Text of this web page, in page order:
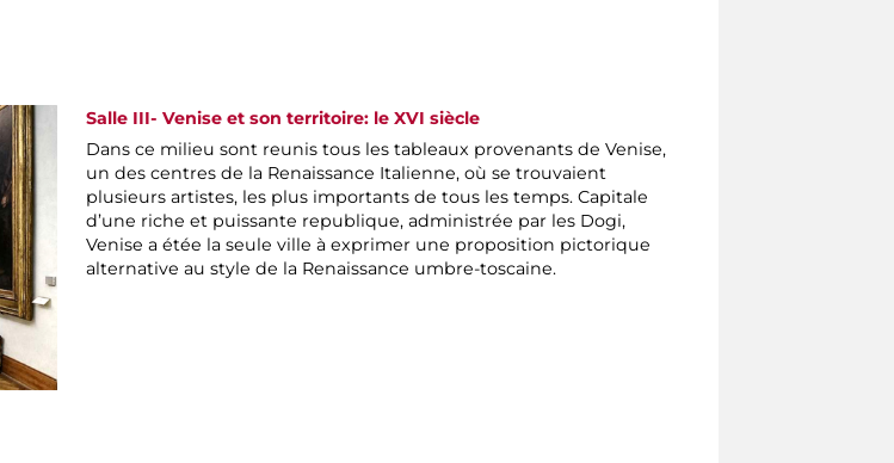
Salle III- Venise et son territoire: le XVI siècle
Dans ce milieu sont reunis tous les tableaux provenants de Venise,
un des centres de la Renaissance Italienne, où se trouvaient
plusieurs artistes, les plus importants de tous les temps. Capitale
d’une riche et puissante republique, administrée par les Dogi,
Venise a étée la seule ville à exprimer une proposition pictorique
alternative au style de la Renaissance umbre-toscaine.